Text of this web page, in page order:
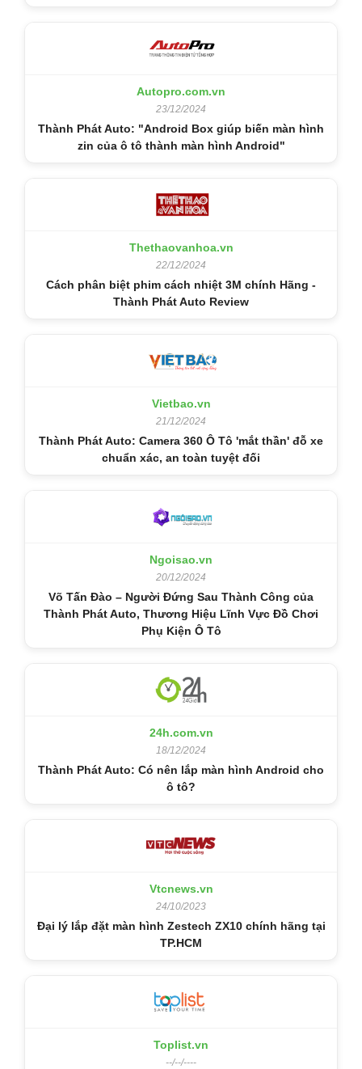
Autopro.com.vn
23/12/2024
Thành Phát Auto: "Android Box giúp biến màn hình
zin của ô tô thành màn hình Android"
Thethaovanhoa.vn
22/12/2024
Cách phân biệt phim cách nhiệt 3M chính Hãng -
Thành Phát Auto Review
Vietbao.vn
21/12/2024
Thành Phát Auto: Camera 360 Ô Tô 'mắt thần' đỗ xe
chuẩn xác, an toàn tuyệt đối
Ngoisao.vn
20/12/2024
Võ Tấn Đào – Người Đứng Sau Thành Công của
Thành Phát Auto, Thương Hiệu Lĩnh Vực Đồ Chơi
Phụ Kiện Ô Tô
24h.com.vn
18/12/2024
Thành Phát Auto: Có nên lắp màn hình Android cho
ô tô?
Vtcnews.vn
24/10/2023
Đại lý lắp đặt màn hình Zestech ZX10 chính hãng tại
TP.HCM
Toplist.vn
--/--/----